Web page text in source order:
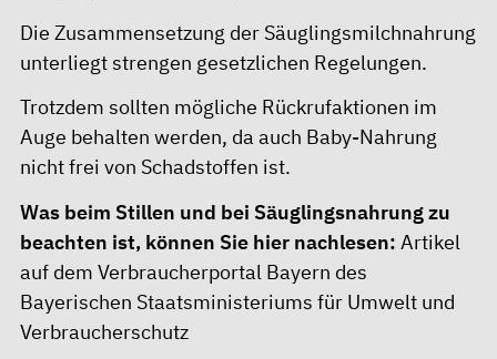
Die Zusammensetzung der Säuglingsmilchnahrung
unterliegt strengen gesetzlichen Regelungen.
Trotzdem sollten mögliche Rückrufaktionen im
Auge behalten werden, da auch Baby-Nahrung
nicht frei von Schadstoffen ist.
Was beim Stillen und bei Säuglingsnahrung zu
beachten ist, können Sie hier nachlesen: Artikel
auf dem Verbraucherportal Bayern des
Bayerischen Staatsministeriums für Umwelt und
Verbraucherschutz